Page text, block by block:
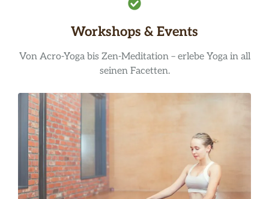
Workshops & Events
Von Acro-Yoga bis Zen-Meditation – erlebe Yoga in all
seinen Facetten.